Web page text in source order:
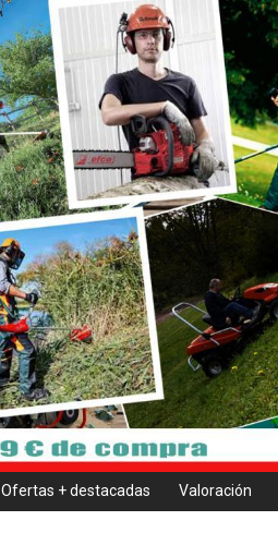
Ofertas + destacadas Valoración